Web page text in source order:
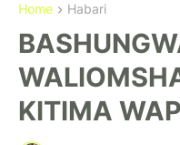
Home Habari
KITIMA